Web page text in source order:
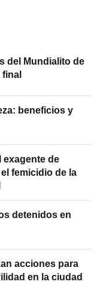
final
beneficios y
exagente de
femicidio de la
detenidos en
acciones para
en la ciudad